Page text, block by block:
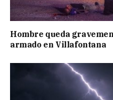
Hombre queda
armado en Villafontana